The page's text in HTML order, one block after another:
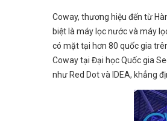
Coway, thương hiệu đến từ
biệt là máy lọc nước và máy
có mặt tại hơn 80 quốc gia
Coway tại Đại học Quốc gia
như Red Dot và IDEA, khẳng